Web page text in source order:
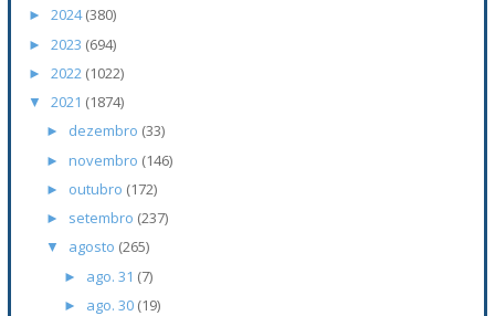
►2024(380)
►2023 (694)
►2022 (1022)
▼2021 (1874)
► dezembro (33)
► novembro (146)
► outubro (172)
► setembro (237)
▼ agosto (265)
► ago. 31 (7)
► ago. 30 (19)